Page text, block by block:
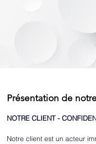
Présentation de
NOTRE CLIENT -
Notre client est un acteur